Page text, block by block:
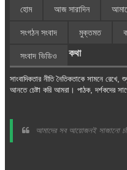
হোম আজ সারাদিন
সংগঠন সংবাদ মুক্তমত
সংবাদ ভিডিও কথা
সাংবাদিকতার নীতি নৈতিকতাকে সামনে
আনতে চেষ্টা করি আমরা। পাঠক, দর্শকদের
আমাদের সব আয়োজনই সাজানো